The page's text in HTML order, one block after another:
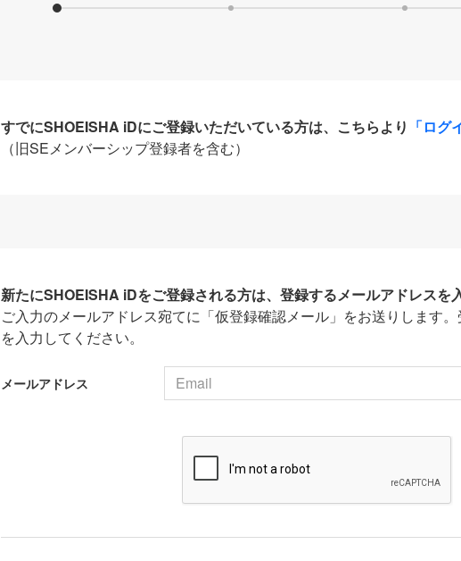
すでにSHOEISHA iDにご登録いただいている方は、こちらより 「ログ
（旧SEメンバーシップ登録者を含む）
新たにSHOEISHA iDをご登録される方は、登録するメールアドレスを
ご入力のメールアドレス宛てに「仮登録確認メール」をお送りします
を入力してください。
メールアドレス